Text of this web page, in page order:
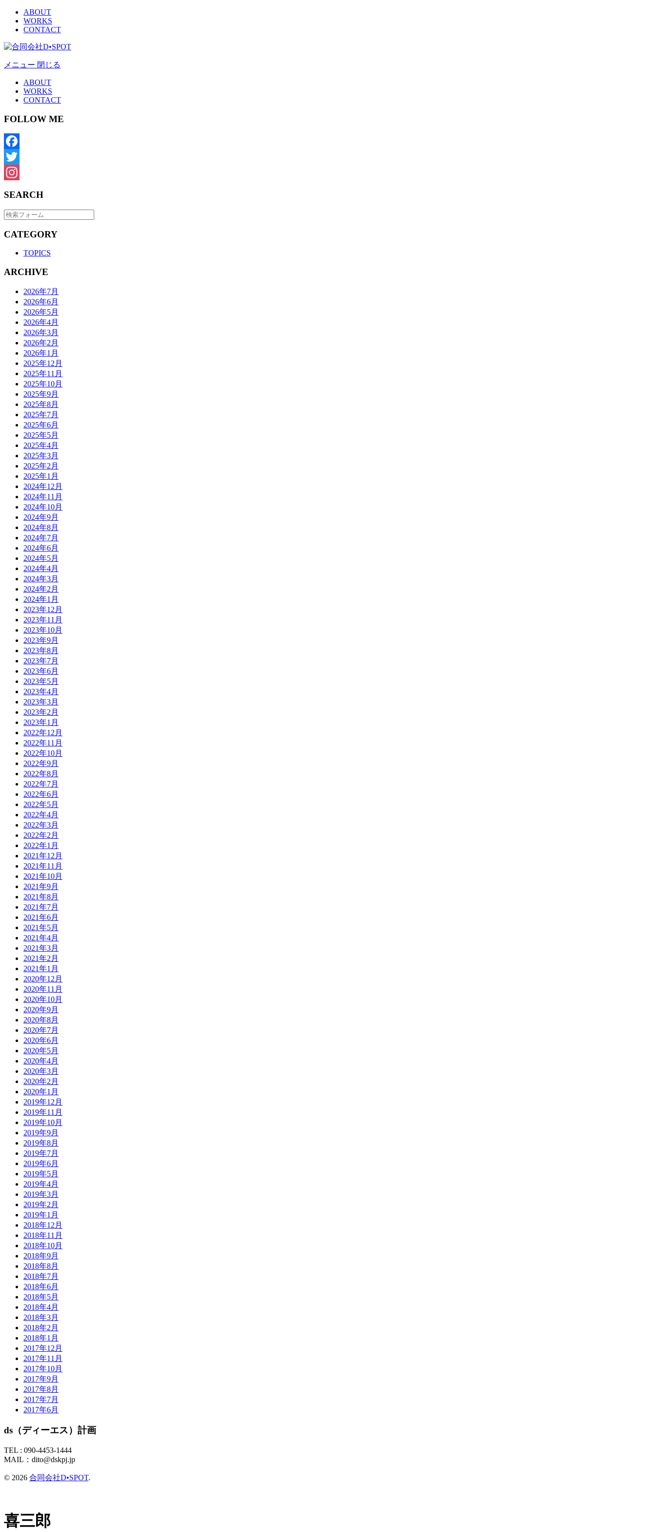
ABOUT
WORKS
CONTACT
メニュー 閉じる
ABOUT
WORKS
CONTACT
FOLLOW ME
Facebook
Twitter
SEARCH
CATEGORY
TOPICS
ARCHIVE
2026年7月
2026年6月
2026年5月
2026年4月
2026年3月
2026年2月
2026年1月
2025年12月
2025年11月
2025年10月
2025年9月
2025年8月
2025年7月
2025年6月
2025年5月
2025年4月
2025年3月
2025年2月
2025年1月
2024年12月
2024年11月
2024年10月
2024年9月
2024年8月
2024年7月
2024年6月
2024年5月
2024年4月
2024年3月
2024年2月
2024年1月
2023年12月
2023年11月
2023年10月
2023年9月
2023年8月
2023年7月
2023年6月
2023年5月
2023年4月
2023年3月
2023年2月
2023年1月
2022年12月
2022年11月
2022年10月
2022年9月
2022年8月
2022年7月
2022年6月
2022年5月
2022年4月
2022年3月
2022年2月
2022年1月
2021年12月
2021年11月
2021年10月
2021年9月
2021年8月
2021年7月
2021年6月
2021年5月
2021年4月
2021年3月
2021年2月
2021年1月
2020年12月
2020年11月
2020年10月
2020年9月
2020年8月
2020年7月
2020年6月
2020年5月
2020年4月
2020年3月
2020年2月
2020年1月
2019年12月
2019年11月
2019年10月
2019年9月
2019年8月
2019年7月
2019年6月
2019年5月
2019年4月
2019年3月
2019年2月
2019年1月
2018年12月
2018年11月
2018年10月
2018年9月
2018年8月
2018年7月
2018年6月
2018年5月
2018年4月
2018年3月
2018年2月
2018年1月
2017年12月
2017年11月
2017年10月
2017年9月
2017年8月
2017年7月
2017年6月
ds（ディーエス）計画
TEL : 090-4453-1444
MAIL： dito@dskpj.jp
© 2026 合同会社D•SPOT.
喜三郎